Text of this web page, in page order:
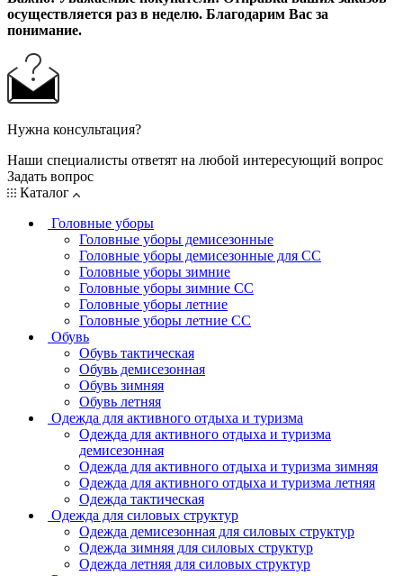
осуществляется раз в неделю. Благодарим Вас за
понимание.
Нужна консультация?
Наши специалисты ответят на любой интересующий вопрос
Задать вопрос
Каталог
Головные уборы
Головные уборы демисезонные
Головные уборы демисезонные для СС
Головные уборы зимние
Головные уборы зимние СС
Головные уборы летние
Головные уборы летние СС
Обувь
Обувь тактическая
Обувь демисезонная
Обувь зимняя
Обувь летняя
Одежда для активного отдыха и туризма
Одежда для активного отдыха и туризма
демисезонная
Одежда для активного отдыха и туризма зимняя
Одежда для активного отдыха и туризма летняя
Одежда тактическая
Одежда для силовых структур
Одежда демисезонная для силовых структур
Одежда зимняя для силовых структур
Одежда летняя для силовых структур